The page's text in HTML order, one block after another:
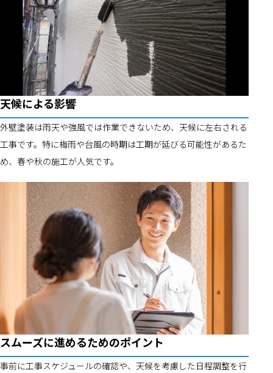
天候による影響
外壁塗装は雨天や強風では作業できないため、天候に左右される
工事です。特に梅雨や台風の時期は工期が延びる可能性があるた
め、春や秋の施工が人気です。
スムーズに進めるためのポイント
事前に工事スケジュールの確認や、天候を考慮した日程調整を行